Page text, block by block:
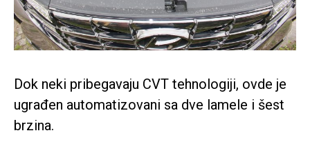
Dok neki pribegavaju CVT tehnologiji, ovde je
ugrađen automatizovani sa dve lamele i šest
brzina.